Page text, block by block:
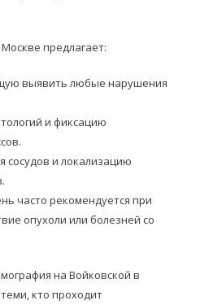
предлагает:
выявить любые нарушения
и фиксацию
сосудов и локализацию
часто рекомендуется при
опухоли или болезней со
на Войковской в
кто проходит